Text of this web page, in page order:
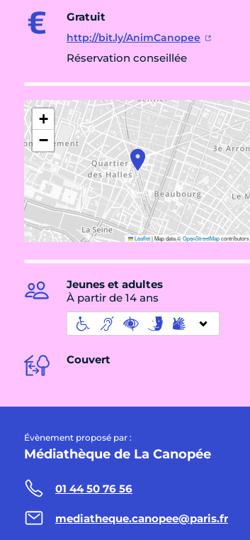
Gratuit
http://bit.ly/AnimCanopee
Réservation conseillée
+
−
Leaflet|Map data ©OpenStreetMapcontributors
Jeunes et adultes
À partir de 14 ans
Couvert
Évènement proposé par :
Médiathèque de La Canopée
01 44 50 76 56
mediatheque.canopee@paris.fr